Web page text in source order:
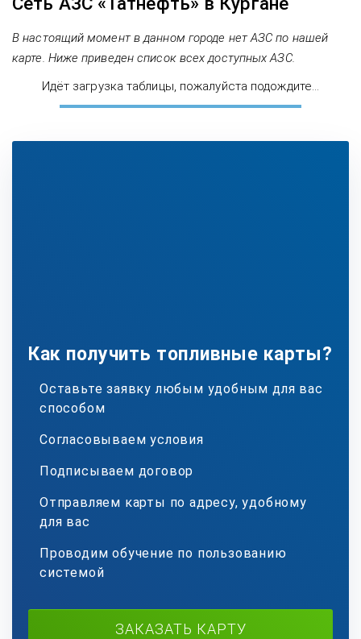
В настоящий момент в данном городе нет АЗС по нашей
карте. Ниже приведен список всех доступных АЗС.
Идёт загрузка таблицы, пожалуйста подождите...
Как получить топливные карты?
Оставьте заявку любым удобным для вас
способом
Согласовываем условия
Подписываем договор
Отправляем карты по адресу, удобному
для вас
Проводим обучение по пользованию
системой
ЗАКАЗАТЬ КАРТУ